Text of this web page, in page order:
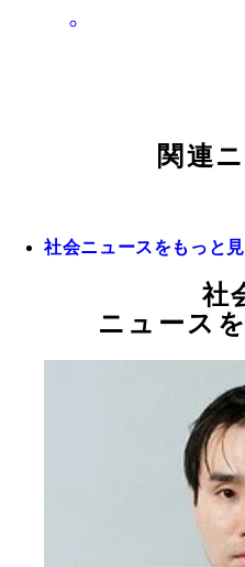
関連
社会ニュースをもっと
社
ニュース